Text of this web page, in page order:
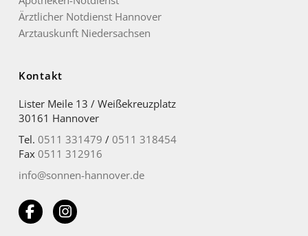
Ärztlicher Notdienst Hannover
Arztauskunft Niedersachsen
Kontakt
Lister Meile 13 / Weißekreuzplatz
30161 Hannover
Tel. 0511 331479 / 0511 318454
Fax 0511 312916
info@sonnen-hannover.de